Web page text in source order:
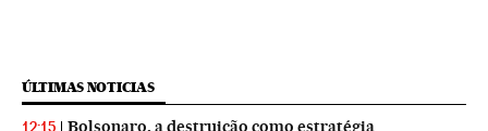
ÚLTIMAS NOTICIAS
12:15 Bolsonaro, a destruição como estratégia